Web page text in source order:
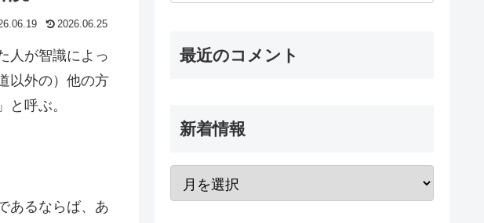
2026.06.25
人が智識によっ
以外の）他の方
呼ぶ。
あるならば、あ
最近のコメント
新着情報